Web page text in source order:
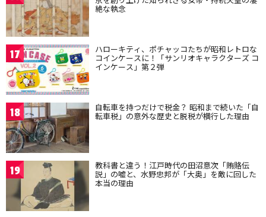
絶な執念
17 ハローキティ、ポチャッコたちが昭和レトロな
コインケースに！「サンリオキャラクターズ コ
インケース」第２弾
18 自転車を持つだけで税金？ 昭和まで続いた「自
転車税」の意外な歴史と脱税が横行した理由
19 教科書と違う！江戸時代の田沼意次「賄賂伝
説」の嘘と、水野忠邦が「大奥」を敵に回した
本当の理由